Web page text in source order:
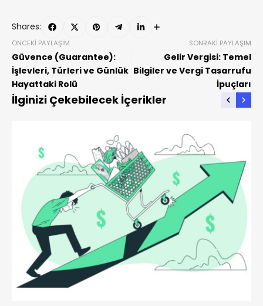
Shares:
ÖNCEKI PAYLAŞIM
Güvence (Guarantee):
İşlevleri, Türleri ve Günlük
Hayattaki Rolü
SONRAKI PAYLAŞIM
Gelir Vergisi: Temel
Bilgiler ve Vergi Tasarrufu
İpuçları
İlginizi Çekebilecek İçerikler